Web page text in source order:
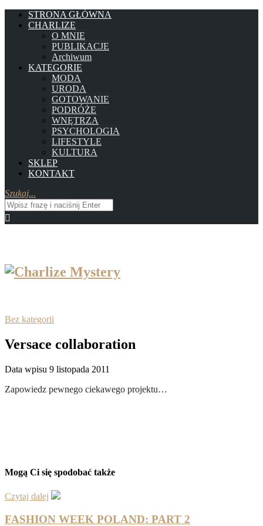
STRONA GŁÓWNA
CHARLIZE
O MNIE
PUBLIKACJE
Archiwum
KATEGORIE
MODA
URODA
GOTOWANIE
PODRÓŻE
WNĘTRZA
PSYCHOLOGIA
LIFESTYLE
KULTURA
SKLEP
KONTAKT
Szukaj...
Bez kategorii
Versace collaboration
Data wpisu 9 listopada 2011
Zapowiedz pewnego ciekawego projektu…
Mogą Ci się spodobać także
Czytaj dalej
FASHION WEEK POLAND: PART 2